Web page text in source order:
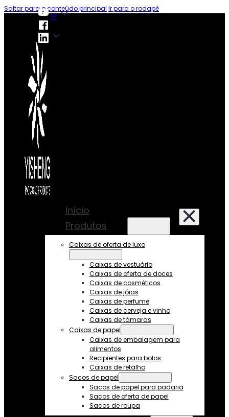
Saltar para o conteúdo principal Ir para o rodapé
PT
Início
Produtos
Caixas de oferta de luxo
Caixas de vestuário
Caixas de oferta de doces
Caixas de cosméticos
Caixas de jóias
Caixas de perfume
Caixas de cerveja e vinho
Caixas de tâmaras
Caixas de papel
Caixas de embalagem para
alimentos
Recipientes para bolos
Caixas de retalho
Sacos de papel
Sacos de papel para padaria
Sacos de oferta de papel
Sacos de roupa